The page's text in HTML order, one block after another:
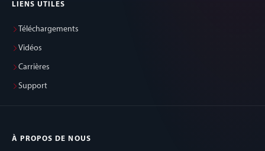
LIENS UTILES
Téléchargements
Vidéos
Carrières
Support
À PROPOS DE NOUS